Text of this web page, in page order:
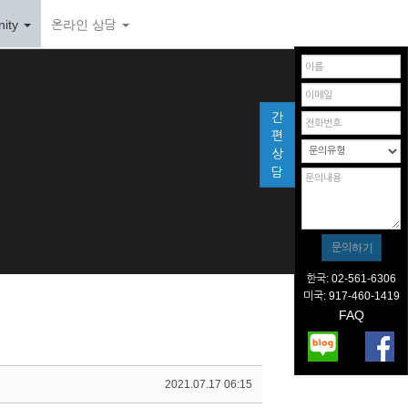
온라인 상담
2021.07.17 06:15
간
편
상
담
한국: 02-561-6306
미국: 917-460-1419
FAQ